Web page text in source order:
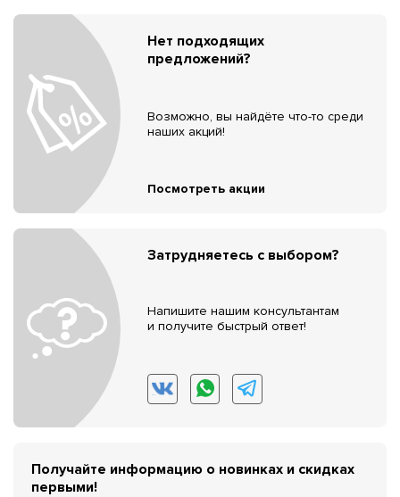
Нет подходящих
предложений?
Возможно, вы найдёте что-то среди
наших акций!
Посмотреть акции
Затрудняетесь с выбором?
Напишите нашим консультантам
и получите быстрый ответ!
Получайте информацию о новинках и скидках
первыми!